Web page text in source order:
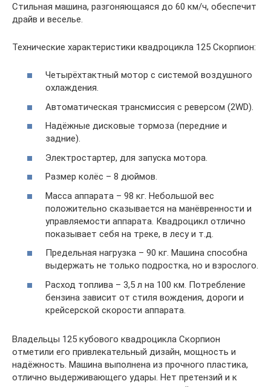
Стильная машина, разгоняющаяся до 60 км/ч, обеспечит
драйв и веселье.
Технические характеристики квадроцикла 125 Скорпион:
Четырёхтактный мотор с системой воздушного
охлаждения.
Автоматическая трансмиссия с реверсом (2WD).
Надёжные дисковые тормоза (передние и
задние).
Электростартер, для запуска мотора.
Размер колёс – 8 дюймов.
Масса аппарата – 98 кг. Небольшой вес
положительно сказывается на манёвренности и
управляемости аппарата. Квадроцикл отлично
показывает себя на треке, в лесу и т.д.
Предельная нагрузка – 90 кг. Машина способна
выдержать не только подростка, но и взрослого.
Расход топлива – 3,5 л на 100 км. Потребление
бензина зависит от стиля вождения, дороги и
крейсерской скорости аппарата.
Владельцы 125 кубового квадроцикла Скорпион
отметили его привлекательный дизайн, мощность и
надёжность. Машина выполнена из прочного пластика,
отлично выдерживающего удары. Нет претензий и к